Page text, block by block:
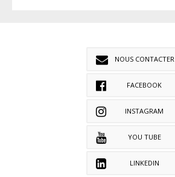
NOUS CONTACTER
FACEBOOK
INSTAGRAM
YOU TUBE
LINKEDIN